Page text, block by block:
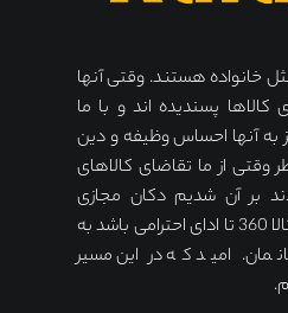
خانواده هستند. وقتی آنها
کالاها پسندیده اند و با ما
به آنها احساس وظیفه و دین
از ما تقاضای کالاهای
بر آن شدیم دکان مجازی
دیگری بگشائیم با نام کالا 360 تا ادای احترامی باشد به
امید که در این مسیر